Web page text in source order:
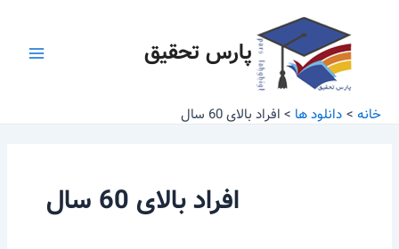
پارس تحقیق
خانه دانلود ها افراد بالای 60 سال
افراد بالای 60 سال